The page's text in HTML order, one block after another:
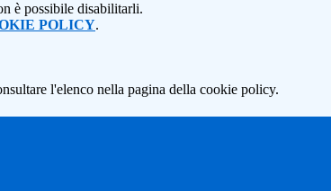
è possibile disabilitarli.
POLICY.
l'elenco nella pagina della cookie policy.